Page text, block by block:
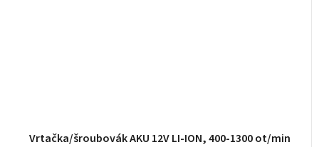
Vrtačka/šroubovák AKU 12V LI-ION, 400-1300 ot/min